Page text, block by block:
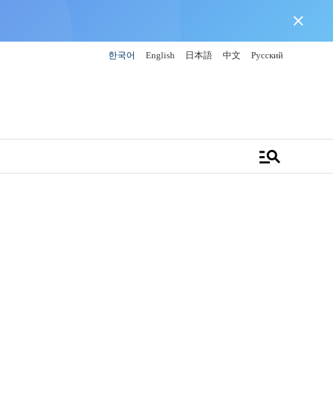
close
한국어 English 日本語 中文 Русский
manage_search